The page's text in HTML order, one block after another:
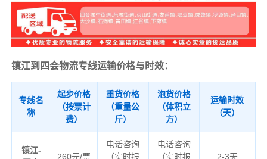
镇江到四会物流专线运输价格与时效：
专线名
称
起步价格
（按票计
费）
重货价格
（重量公
斤）
泡货价格
（体积立
方）
运输时效
（天）
镇江-
260元/票
电话咨询
（实时报
电话咨询
（实时报
2-3天